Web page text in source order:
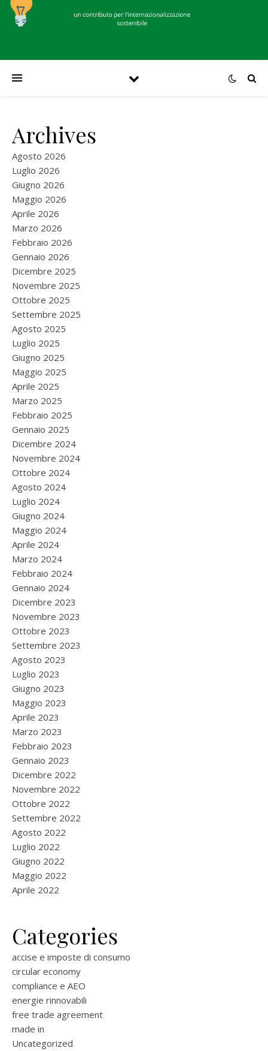
Archives
Agosto 2026
Luglio 2026
Giugno 2026
Maggio 2026
Aprile 2026
Marzo 2026
Febbraio 2026
Gennaio 2026
Dicembre 2025
Novembre 2025
Ottobre 2025
Settembre 2025
Agosto 2025
Luglio 2025
Giugno 2025
Maggio 2025
Aprile 2025
Marzo 2025
Febbraio 2025
Gennaio 2025
Dicembre 2024
Novembre 2024
Ottobre 2024
Agosto 2024
Luglio 2024
Giugno 2024
Maggio 2024
Aprile 2024
Marzo 2024
Febbraio 2024
Gennaio 2024
Dicembre 2023
Novembre 2023
Ottobre 2023
Settembre 2023
Agosto 2023
Luglio 2023
Giugno 2023
Maggio 2023
Aprile 2023
Marzo 2023
Febbraio 2023
Gennaio 2023
Dicembre 2022
Novembre 2022
Ottobre 2022
Settembre 2022
Agosto 2022
Luglio 2022
Giugno 2022
Maggio 2022
Aprile 2022
Categories
accise e imposte di consumo
circular economy
compliance e AEO
energie rinnovabili
free trade agreement
made in
Uncategorized